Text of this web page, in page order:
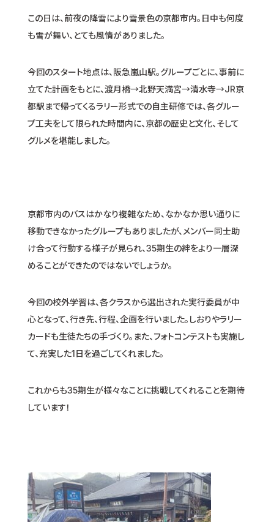
この日は、前夜の降雪により雪景色の京都市内。日中も何度
も雪が舞い、とても風情がありました。
今回のスタート地点は、阪急嵐山駅。グループごとに、事前に
立てた計画をもとに、渡月橋→北野天満宮→清水寺→JR京
都駅まで帰ってくるラリー形式での自主研修では、各グルー
プ工夫をして限られた時間内に、京都の歴史と文化、そして
グルメを堪能しました。
京都市内のバスはかなり複雑なため、なかなか思い通りに
移動できなかったグループもありましたが、メンバー同士助
け合って行動する様子が見られ、35期生の絆をより一層深
めることができたのではないでしょうか。
今回の校外学習は、各クラスから選出された実行委員が中
心となって、行き先、行程、企画を行いました。しおりやラリー
カードも生徒たちの手づくり。また、フォトコンテストも実施し
て、充実した1日を過ごしてくれました。
これからも35期生が様々なことに挑戦してくれることを期待
しています！